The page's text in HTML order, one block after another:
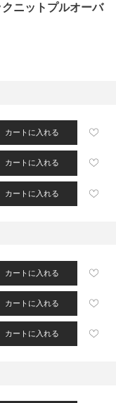
ニットプルオーバ
カートに入れる
カートに入れる
カートに入れる
カートに入れる
カートに入れる
カートに入れる